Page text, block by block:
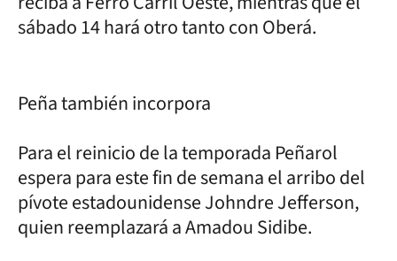
sábado 14 hará otro tanto con Oberá.
Peña también incorpora
Para el reinicio de la temporada Peñarol
espera para este fin de semana el arribo del
pívote estadounidense Johndre Jefferson,
quien reemplazará a Amadou Sidibe.